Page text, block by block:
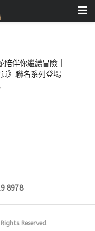
伴你繼續冒險｜
》聯名系列登場
8978
Reserved